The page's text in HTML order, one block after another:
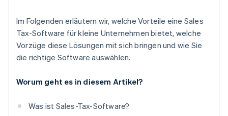
Im Folgenden erläutern wir, welche Vorteile eine Sales
Tax-Software für kleine Unternehmen bietet, welche
Vorzüge diese Lösungen mit sich bringen und wie Sie
die richtige Software auswählen.
Worum geht es in diesem Artikel?
Was ist Sales-Tax-Software?